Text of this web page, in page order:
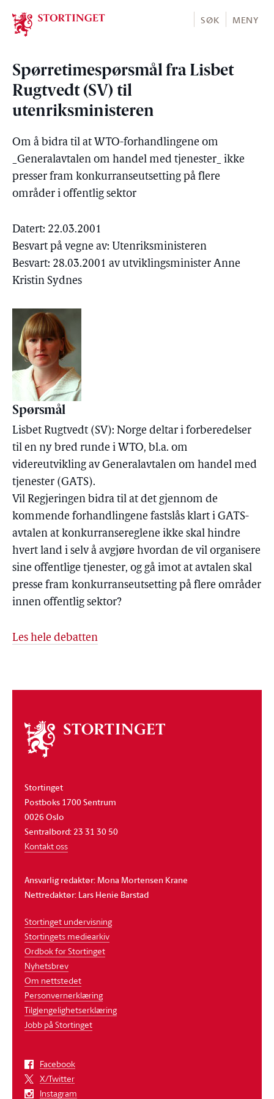
Stortinget.no
SØK MENY
Spørretimespørsmål fra Lisbet
Rugtvedt (SV) til
utenriksministeren
Om å bidra til at WTO-forhandlingene om
_Generalavtalen om handel med tjenester_ ikke
presser fram konkurranseutsetting på flere
områder i offentlig sektor
Datert: 22.03.2001
Besvart på vegne av: Utenriksministeren
Besvart: 28.03.2001 av utviklingsminister Anne
Kristin Sydnes
Spørsmål
Lisbet Rugtvedt (SV): Norge deltar i forberedelser
til en ny bred runde i WTO, bl.a. om
videreutvikling av Generalavtalen om handel med
tjenester (GATS).
Vil Regjeringen bidra til at det gjennom de
kommende forhandlingene fastslås klart i GATS-
avtalen at konkurransereglene ikke skal hindre
hvert land i selv å avgjøre hvordan de vil organisere
sine offentlige tjenester, og gå imot at avtalen skal
presse fram konkurranseutsetting på flere områder
innen offentlig sektor?
Les hele debatten
Om
stortinget
Stortinget
Postboks 1700 Sentrum
0026 Oslo
Sentralbord: 23 31 30 50
Kontakt oss
Ansvarlig redaktør: Mona Mortensen Krane
Nettredaktør: Lars Henie Barstad
Stortinget undervisning
Stortingets mediearkiv
Ordbok for Stortinget
Nyhetsbrev
Om nettstedet
Personvernerklæring
Tilgjengelighetserklæring
Jobb på Stortinget
Facebook
X/Twitter
Instagram